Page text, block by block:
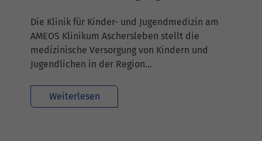
Die Klinik für Kinder- und Jugendmedizin am
AMEOS Klinikum Aschersleben stellt die
medizinische Versorgung von Kindern und
Jugendlichen in der Region…
Weiterlesen